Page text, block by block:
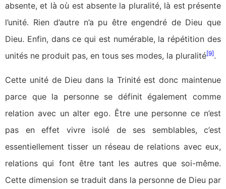
absente, et là où est absente la pluralité, là est présente
l’unité. Rien d’autre n’a pu être engendré de Dieu que
Dieu. Enfin, dans ce qui est numérable, la répétition des
unités ne produit pas, en tous ses modes, la pluralité[9].
Cette unité de Dieu dans la Trinité est donc maintenue
parce que la personne se définit également comme
relation avec un alter ego. Être une personne ce n’est
pas en effet vivre isolé de ses semblables, c’est
essentiellement tisser un réseau de relations avec eux,
relations qui font être tant les autres que soi-même.
Cette dimension se traduit dans la personne de Dieu par